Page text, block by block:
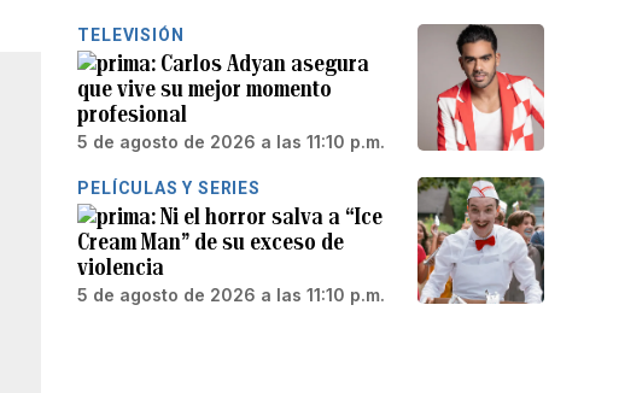
TELEVISIÓN
Carlos Adyan asegura
que vive su mejor momento
profesional
5 de agosto de 2026 a las 11:10 p.m.
PELÍCULAS Y SERIES
Ni el horror salva a “Ice
Cream Man” de su exceso de
violencia
5 de agosto de 2026 a las 11:10 p.m.